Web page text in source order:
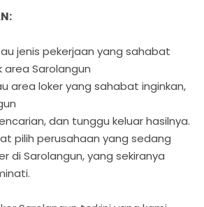
jenis pekerjaan yang sahabat
area Sarolangun
area loker yang sahabat inginkan,
dan tunggu keluar hasilnya.
pilih perusahaan yang sedang
di Sarolangun, yang sekiranya